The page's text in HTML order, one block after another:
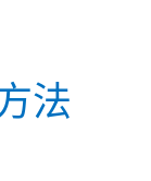
法